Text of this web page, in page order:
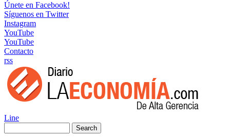
Únete en Facebook!
Síguenos en Twitter
Instagram
YouTube
YouTube
Contacto
rss
Line
Search